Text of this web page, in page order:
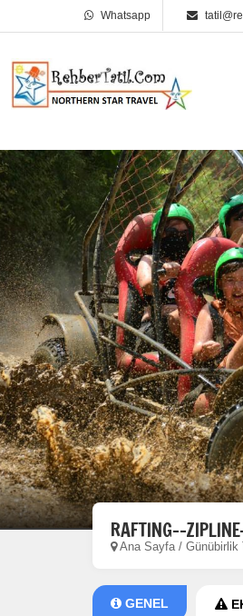
Whatsapp
RAFTING--
Ana Sayfa/ Günübirlik
GENEL